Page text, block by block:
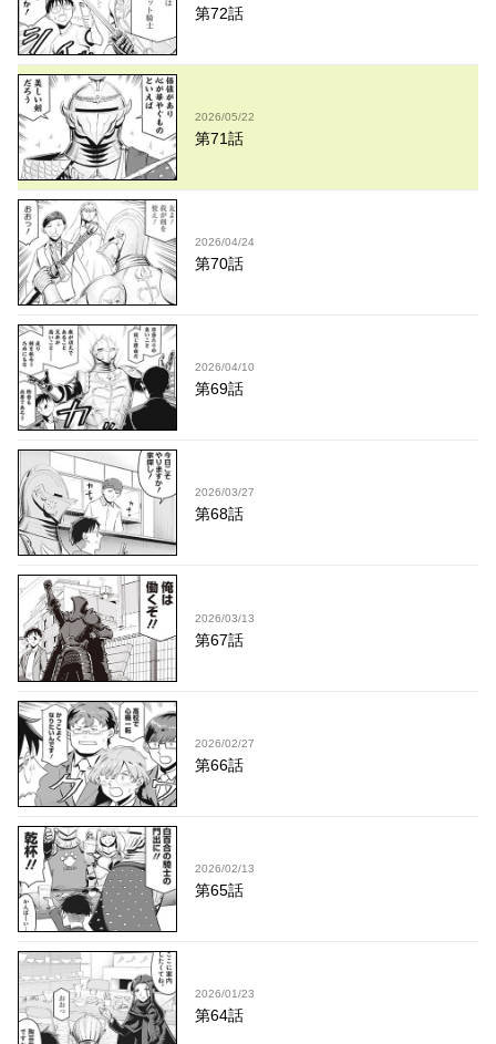
第72話
2026/05/22
第71話
2026/04/24
第70話
2026/04/10
第69話
2026/03/27
第68話
2026/03/13
第67話
2026/02/27
第66話
2026/02/13
第65話
2026/01/23
第64話